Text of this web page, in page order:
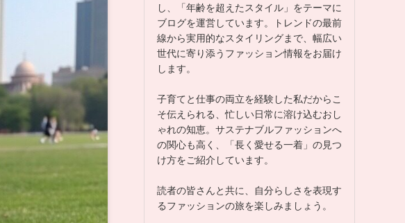
し、「年齢を超えたスタイル」をテーマに
ブログを運営しています。トレンドの最前
線から実用的なスタイリングまで、幅広い
世代に寄り添うファッション情報をお届け
します。
子育てと仕事の両立を経験した私だからこ
そ伝えられる、忙しい日常に溶け込むおし
ゃれの知恵。サステナブルファッションへ
の関心も高く、「長く愛せる一着」の見つ
け方をご紹介しています。
読者の皆さんと共に、自分らしさを表現す
るファッションの旅を楽しみましょう。